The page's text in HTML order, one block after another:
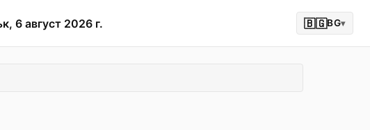
6 август 2026 г. 🇧🇬BG▾